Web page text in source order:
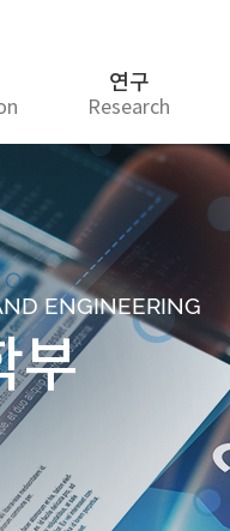
연구
Research
ENGINEERING
부